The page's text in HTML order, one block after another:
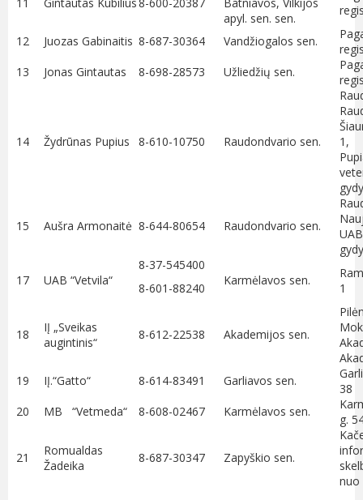
11 Gintautas Kubilius8-600-20387
Batniavos, Vilkijos
apyl. sen. sen.
12
Juozas Gabinaitis 8-687-30364 Vandžiogalos sen.
13
Jonas Gintautas 8-698-28573 Užliedžių sen.
14 Žydrūnas Pupius 8-610-10750 Raudondvario sen.
15 Aušra Armonaitė 8-644-80654 Raudondvario sen.
17
UAB “Vetvila“
8-37-545400
8-601-88240
Karmėlavos sen.
1
18
IĮ „Sveikas
augintinis“
8-612-22538 Akademijos sen.
19
IĮ.“Gatto“ 8-614-83491 Garliavos sen.
38
20
MB “Vetmeda“ 8-608-02467 Karmėlavos sen.
g.
21
Romualdas
Žadeika
8-687-30347 Zapyškio sen.
nuo